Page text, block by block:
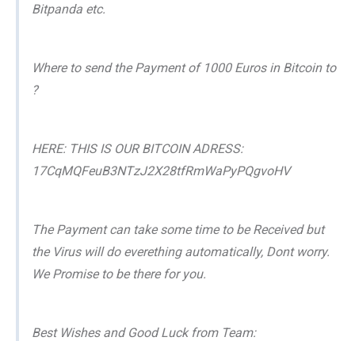
Bitpanda etc.
Where to send the Payment of 1000 Euros in Bitcoin to
?
HERE: THIS IS OUR BITCOIN ADRESS:
17CqMQFeuB3NTzJ2X28tfRmWaPyPQgvoHV
The Payment can take some time to be Received but
the Virus will do everething automatically, Dont worry.
We Promise to be there for you.
Best Wishes and Good Luck from Team: